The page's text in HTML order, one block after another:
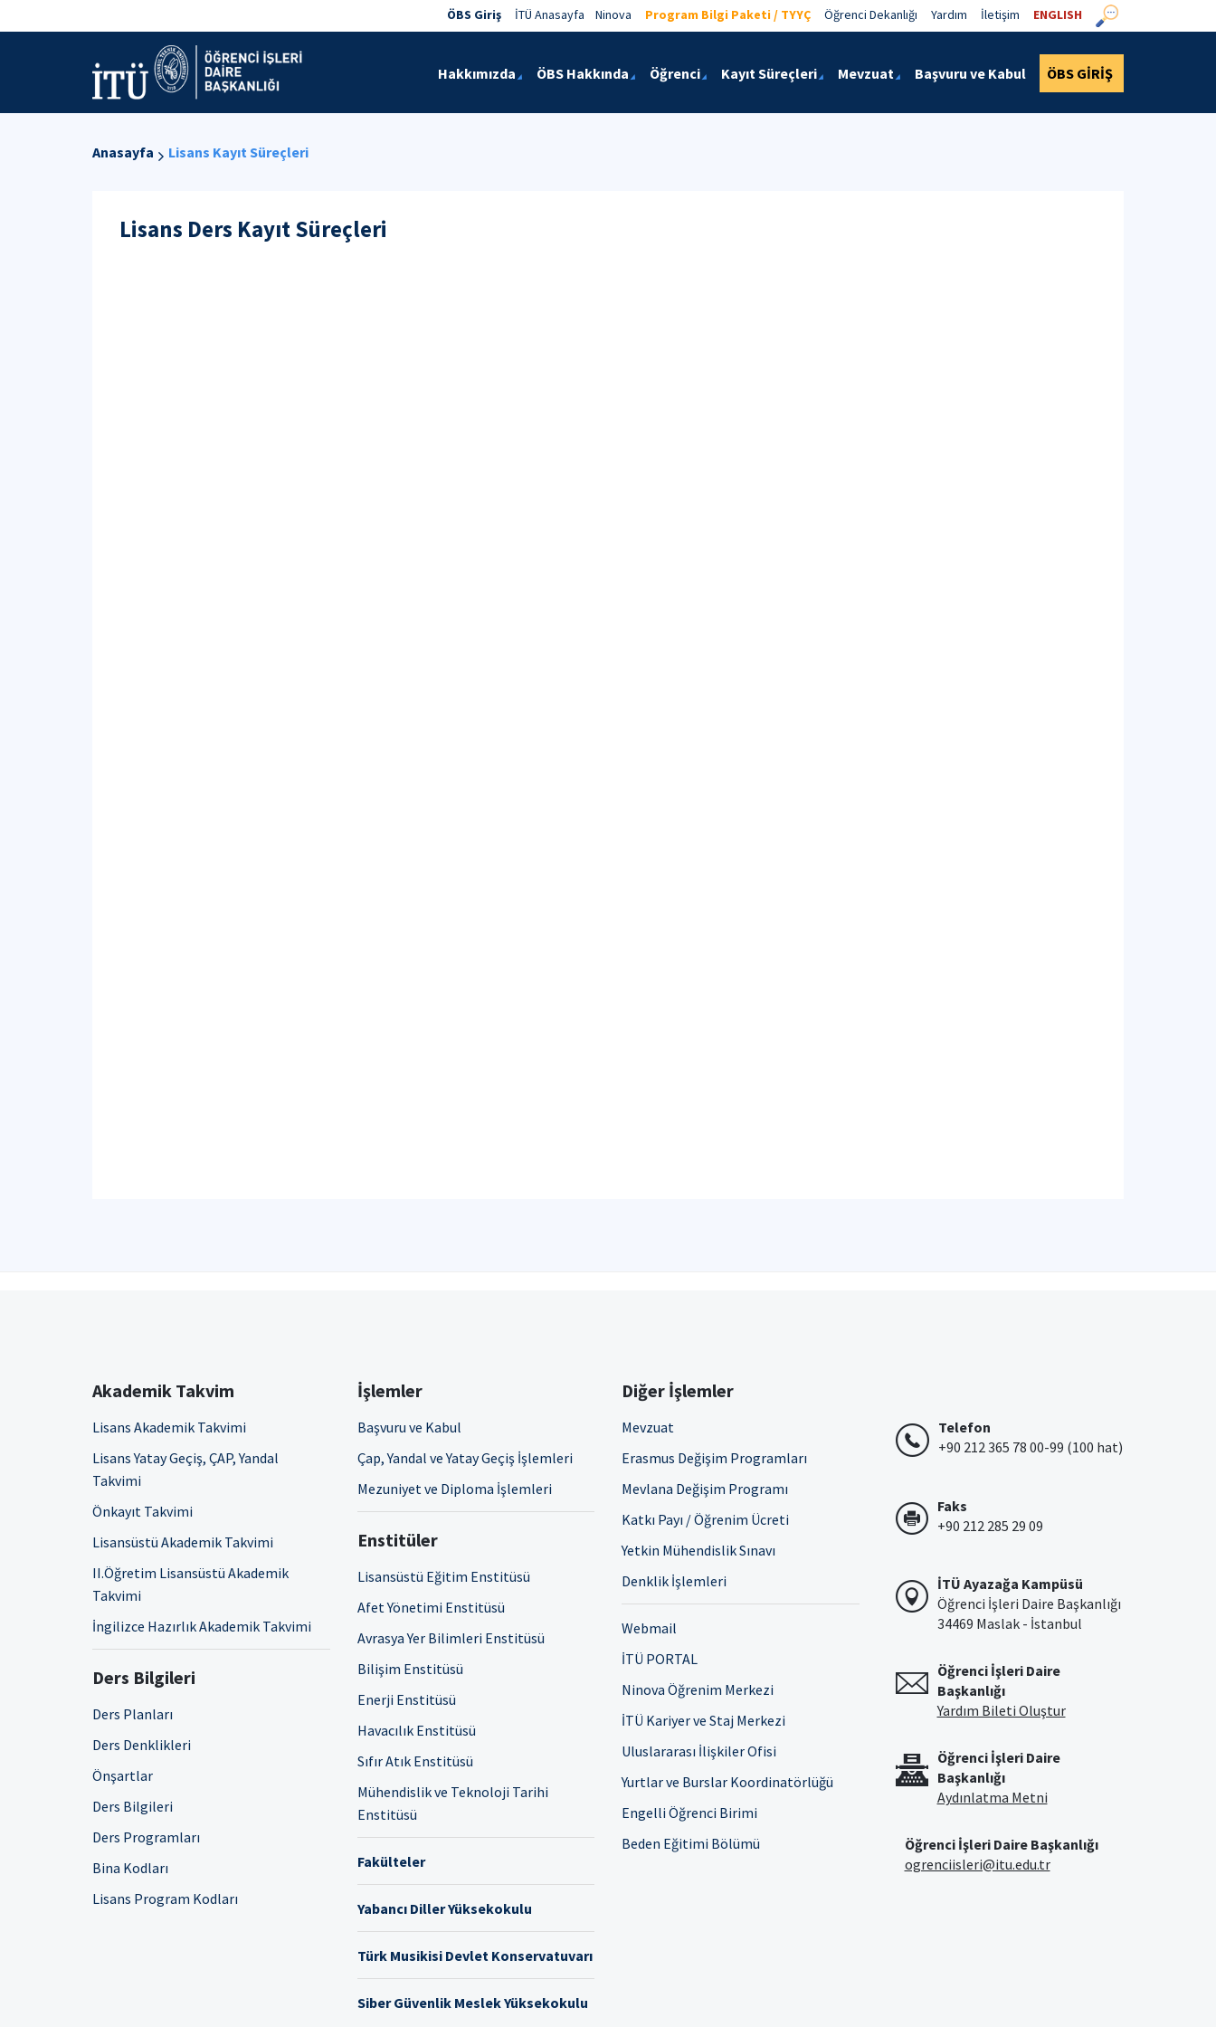
ÖBS Giriş İTÜ Anasayfa Ninova Program Bilgi Paketi / TYYÇ Öğrenci Dekanlığı Yardım İletişim ENGLISH
Hakkımızda ÖBS Hakkında Öğrenci Kayıt Süreçleri Mevzuat Başvuru ve Kabul ÖBS GİRİŞ
Anasayfa Lisans Kayıt Süreçleri
Lisans Ders Kayıt Süreçleri
Akademik Takvim
Lisans Akademik Takvimi
Lisans Yatay Geçiş, ÇAP, Yandal
Takvimi
Önkayıt Takvimi
Lisansüstü Akademik Takvimi
II.Öğretim Lisansüstü Akademik
Takvimi
İngilizce Hazırlık Akademik Takvimi
Ders Bilgileri
Ders Planları
Ders Denklikleri
Önşartlar
Ders Bilgileri
Ders Programları
Bina Kodları
Lisans Program Kodları
İşlemler
Başvuru ve Kabul
Çap, Yandal ve Yatay Geçiş İşlemleri
Mezuniyet ve Diploma İşlemleri
Enstitüler
Lisansüstü Eğitim Enstitüsü
Afet Yönetimi Enstitüsü
Avrasya Yer Bilimleri Enstitüsü
Bilişim Enstitüsü
Enerji Enstitüsü
Havacılık Enstitüsü
Sıfır Atık Enstitüsü
Mühendislik ve Teknoloji Tarihi
Enstitüsü
Fakülteler
Yabancı Diller Yüksekokulu
Türk Musikisi Devlet Konservatuvarı
Siber Güvenlik Meslek Yüksekokulu
Diğer İşlemler
Mevzuat
Erasmus Değişim Programları
Mevlana Değişim Programı
Katkı Payı / Öğrenim Ücreti
Yetkin Mühendislik Sınavı
Denklik İşlemleri
Webmail
İTÜ PORTAL
Ninova Öğrenim Merkezi
İTÜ Kariyer ve Staj Merkezi
Uluslararası İlişkiler Ofisi
Yurtlar ve Burslar Koordinatörlüğü
Engelli Öğrenci Birimi
Beden Eğitimi Bölümü
Telefon
+90 212 365 78 00-99 (100 hat)
Faks
+90 212 285 29 09
İTÜ Ayazağa Kampüsü
Öğrenci İşleri Daire Başkanlığı
34469 Maslak - İstanbul
Öğrenci İşleri Daire
Başkanlığı
Yardım Bileti Oluştur
Öğrenci İşleri Daire
Başkanlığı
Aydınlatma Metni
Öğrenci İşleri Daire Başkanlığı
ogrenciisleri@itu.edu.tr